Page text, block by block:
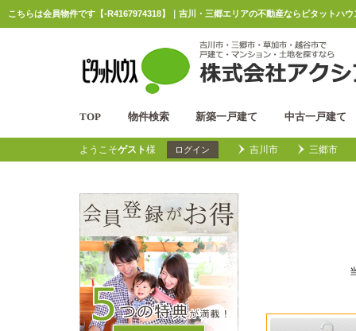
こちらは会員物件です【-R4167974318】｜吉川・三郷エリアの不動産ならピタットハ
TOP 物件検索 新築一戸建て 中古一戸建て
ようこそゲスト様 ログイン 吉川市 三郷市